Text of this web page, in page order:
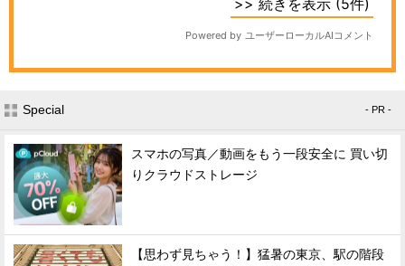
Special - PR -
スマホの写真／動画をもう一段安全に 買い切
りクラウドストレージ
【思わず見ちゃう！】猛暑の東京、駅の階段